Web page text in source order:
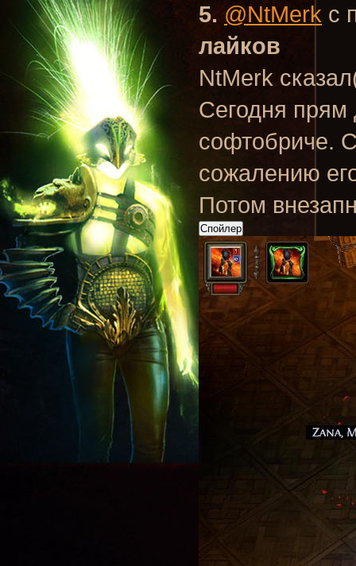
5. @NtMerk с
лайков
NtMerk
Сегодня прям
софтобриче.
сожалению
Потом
Спойлер